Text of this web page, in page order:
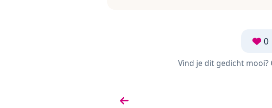
0
Vind je dit gedicht mooi?